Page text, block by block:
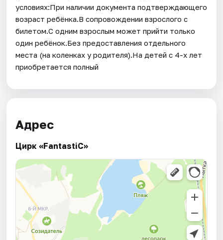
условиях:При наличии документа подтверждающего
возраст ребёнка.В сопровождении взрослого с
билетом.С одним взрослым может прийти только
один ребёнок.Без предоставления отдельного
места (на коленках у родителя).На детей с 4-х лет
приобретается полный
Адрес
Цирк «FantastiC»